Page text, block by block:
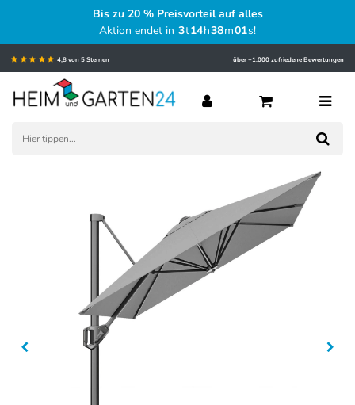
Bis zu 20 % Preisvorteil auf alles
Aktion endet in 3t14h38m00s!
4,8 von 5 Sternen über +1.000 zufriedene Bewertungen